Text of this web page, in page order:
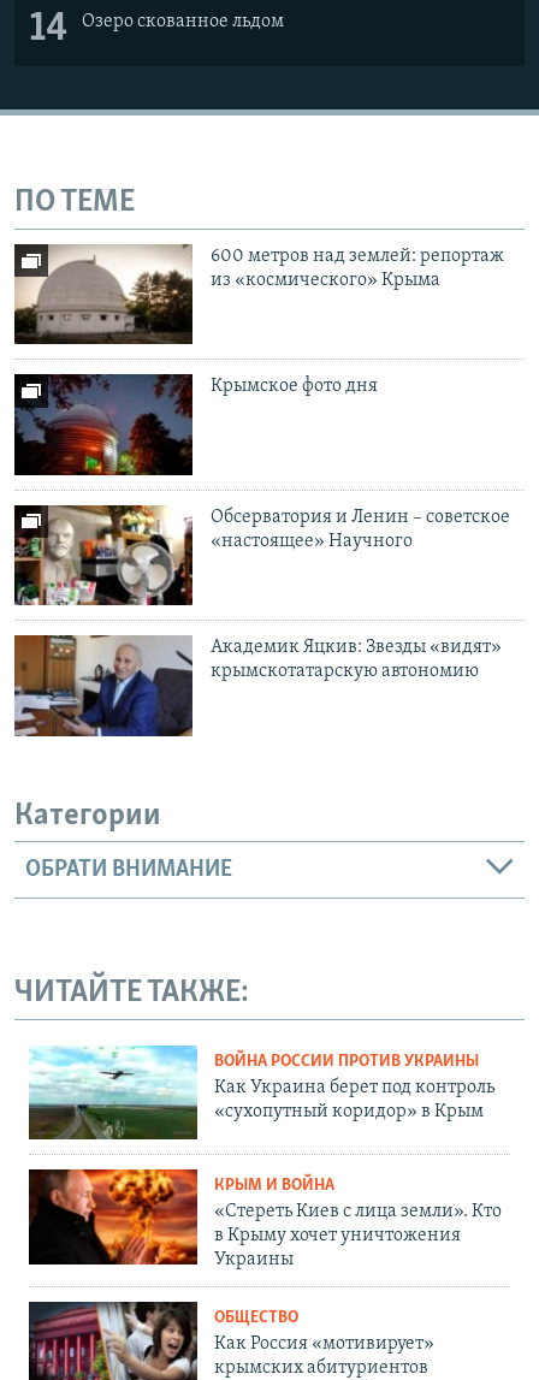
14 Озеро скованное льдом
ПО ТЕМЕ
600 метров над землей: репортаж
из «космического» Крыма
Крымское фото дня
Обсерватория и Ленин – советское
«настоящее» Научного
Академик Яцкив: Звезды «видят»
крымскотатарскую автономию
Категории
ОБРАТИ ВНИМАНИЕ
ЧИТАЙТЕ ТАКЖЕ:
ВОЙНА РОССИИ ПРОТИВ УКРАИНЫ
Как Украина берет под контроль
«сухопутный коридор» в Крым
КРЫМ И ВОЙНА
«Стереть Киев с лица земли». Кто
в Крыму хочет уничтожения
Украины
ОБЩЕСТВО
Как Россия «мотивирует»
крымских абитуриентов